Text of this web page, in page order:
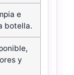
e
botella.
y